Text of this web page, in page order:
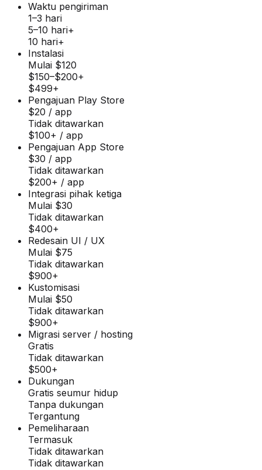
Waktu pengiriman
1–3 hari
5–10 hari+
10 hari+
Instalasi
Mulai $120
$150–$200+
$499+
Pengajuan Play Store
$20 / app
Tidak ditawarkan
$100+ / app
Pengajuan App Store
$30 / app
Tidak ditawarkan
$200+ / app
Integrasi pihak ketiga
Mulai $30
Tidak ditawarkan
$400+
Redesain UI / UX
Mulai $75
Tidak ditawarkan
$900+
Kustomisasi
Mulai $50
Tidak ditawarkan
$900+
Migrasi server / hosting
Gratis
Tidak ditawarkan
$500+
Dukungan
Gratis seumur hidup
Tanpa dukungan
Tergantung
Pemeliharaan
Termasuk
Tidak ditawarkan
Tidak ditawarkan